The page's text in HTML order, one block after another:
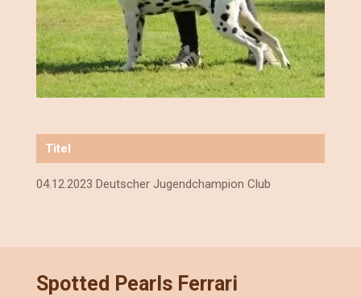
Titel
04.12.2023 Deutscher Jugendchampion Club
Spotted Pearls Ferrari